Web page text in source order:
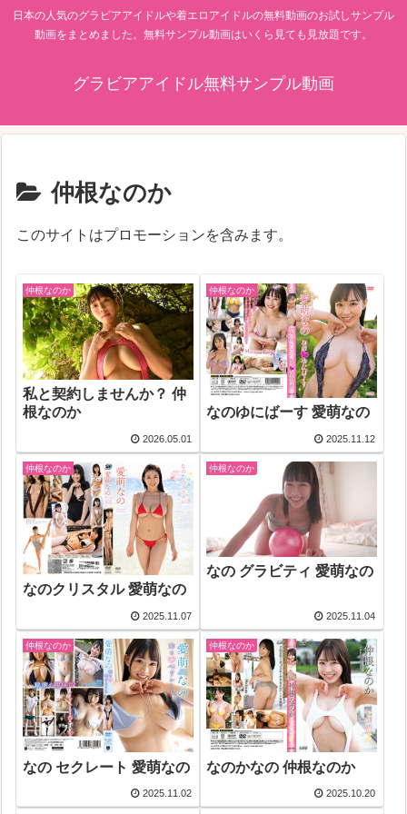
日本の人気のグラビアアイドルや着エロアイドルの無料動画のお試しサンプル
動画をまとめました。無料サンプル動画はいくら見ても見放題です。
グラビアアイドル無料サンプル動画
仲根なのか
このサイトはプロモーションを含みます。
仲根なのか
私と契約しませんか？ 仲
根なのか
2026.05.01
仲根なのか
なのゆにばーす 愛萌なの
2025.11.12
仲根なのか
なのクリスタル 愛萌なの
2025.11.07
仲根なのか
なの グラビティ 愛萌なの
2025.11.04
仲根なのか
なの セクレート 愛萌なの
2025.11.02
仲根なのか
なのかなの 仲根なのか
2025.10.20